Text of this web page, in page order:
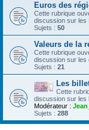
Euros des
Cette rubrique
discussion sur les
Sujets : 50
Valeurs de la
Cette rubrique
discussion sur les
Sujets : 21
Les
Cette
discussion sur les
Modérateur :
Sujets : 288